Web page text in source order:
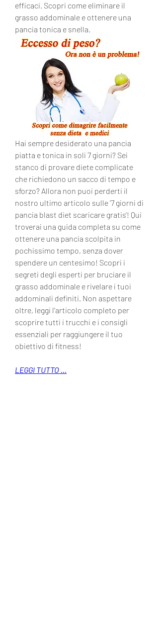
efficaci. Scopri come eliminare il
grasso addominale e ottenere una
pancia tonica e snella.
Hai sempre desiderato una pancia
piatta e tonica in soli 7 giorni? Sei
stanco di provare diete complicate
che richiedono un sacco di tempo e
sforzo? Allora non puoi perderti il
nostro ultimo articolo sulle '7 giorni di
pancia blast diet scaricare gratis'! Qui
troverai una guida completa su come
ottenere una pancia scolpita in
pochissimo tempo, senza dover
spendere un centesimo! Scopri i
segreti degli esperti per bruciare il
grasso addominale e rivelare i tuoi
addominali definiti. Non aspettare
oltre, leggi l'articolo completo per
scoprire tutti i trucchi e i consigli
essenziali per raggiungere il tuo
obiettivo di fitness!
LEGGI TUTTO ...